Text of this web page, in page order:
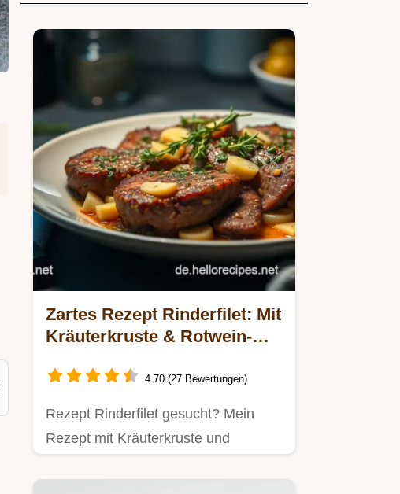
Zartes Rezept Rinderfilet: Mit
Kräuterkruste & Rotwein-
4.70 (27 Bewertungen)
Rezept Rinderfilet gesucht? Mein
Rezept mit Kräuterkruste und